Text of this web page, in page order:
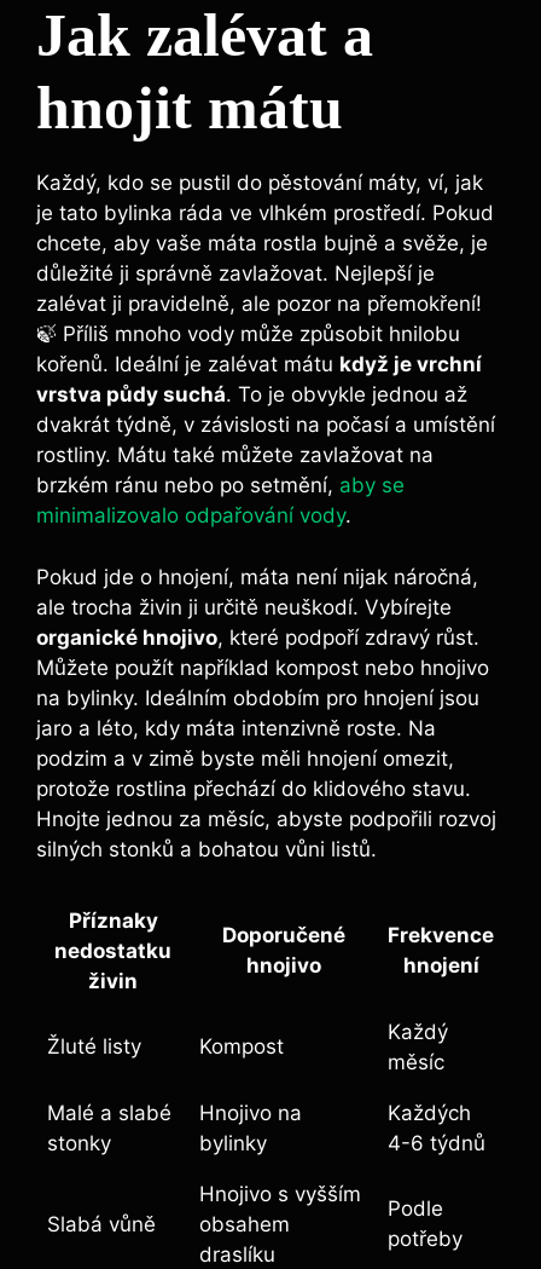
Jak zalévat a
hnojit mátu
Každý, kdo se pustil do pěstování máty, ví, jak
je tato bylinka ráda ve vlhkém prostředí. Pokud
chcete, aby vaše máta rostla bujně a svěže, je
důležité ji správně zavlažovat. Nejlepší je
zalévat ji pravidelně, ale pozor na přemokření!
🍃 Příliš mnoho vody může způsobit hnilobu
kořenů. Ideální je zalévat mátu když je vrchní
vrstva půdy suchá. To je obvykle jednou až
dvakrát týdně, v závislosti na počasí a umístění
rostliny. Mátu také můžete zavlažovat na
brzkém ránu nebo po setmění, aby se
minimalizovalo odpařování vody.
Pokud jde o hnojení, máta není nijak náročná,
ale trocha živin ji určitě neuškodí. Vybírejte
organické hnojivo, které podpoří zdravý růst.
Můžete použít například kompost nebo hnojivo
na bylinky. Ideálním obdobím pro hnojení jsou
jaro a léto, kdy máta intenzivně roste. Na
podzim a v zimě byste měli hnojení omezit,
protože rostlina přechází do klidového stavu.
Hnojte jednou za měsíc, abyste podpořili rozvoj
silných stonků a bohatou vůni listů.
Příznaky
nedostatku
živin
Doporučené
hnojivo
Frekvence
hnojení
Žluté listy Kompost
Každý
měsíc
Malé a slabé
stonky
Hnojivo na
bylinky
Každých
4-6 týdnů
Slabá vůně
Hnojivo s vyšším
obsahem
draslíku
Podle
potřeby